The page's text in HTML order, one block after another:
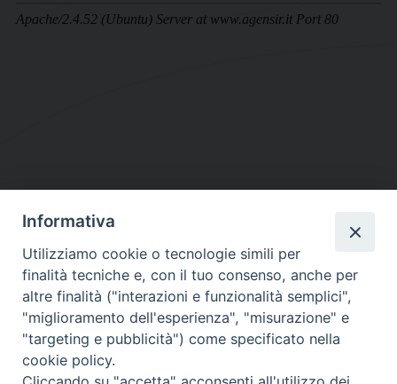
DIOCESI SUBURBICARIA DI ALBANO
Contatti:Tel.: 06.93268401 - Fax.: 06.9323844
E-mail:curia@diocesidialbano.it
Orari: dal Lunedì al Venerdì Ore: 9:00 - 13:00
Informativa
Utilizziamo cookie o tecnologie simili per
finalità tecniche e, con il tuo consenso, anche per
altre finalità ("interazioni e funzionalità semplici",
"miglioramento dell'esperienza", "misurazione" e
"targeting e pubblicità") come specificato nella
cookie policy.